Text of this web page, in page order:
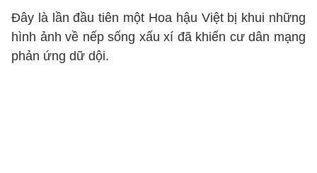
Đây là lần đầu tiên một Hoa hậu Việt bị khui những
hình ảnh về nếp sống xấu xí đã khiến cư dân mạng
phản ứng dữ dội.